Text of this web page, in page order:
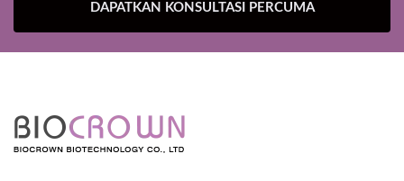
DAPATKAN KONSULTASI PERCUMA